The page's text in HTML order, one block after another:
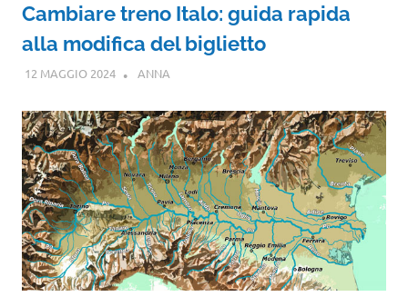
Cambiare treno Italo: guida rapida
alla modifica del biglietto
12 MAGGIO 2024 ANNA